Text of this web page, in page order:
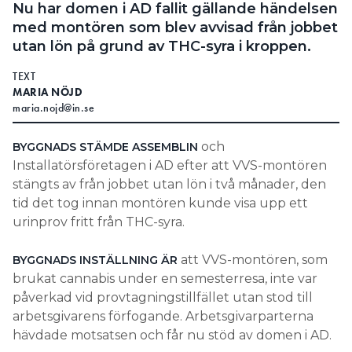
Nu har domen i AD fallit gällande händelsen
med montören som blev avvisad från jobbet
utan lön på grund av THC-syra i kroppen.
TEXT
MARIA NÖJD
maria.nojd@in.se
BYGGNADS STÄMDE ASSEMBLIN och
Installatörsföretagen i AD efter att VVS-montören
stängts av från jobbet utan lön i två månader, den
tid det tog innan montören kunde visa upp ett
urinprov fritt från THC-syra.
BYGGNADS INSTÄLLNING ÄR att VVS-montören, som
brukat cannabis under en semesterresa, inte var
påverkad vid provtagningstillfället utan stod till
arbetsgivarens förfogande. Arbetsgivarparterna
hävdade motsatsen och får nu stöd av domen i AD.